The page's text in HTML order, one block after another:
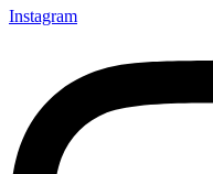
Instagram